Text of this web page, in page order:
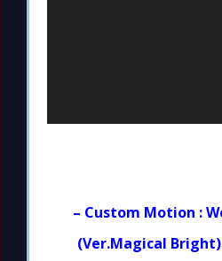
– Custom Motion :
(Ver.Magical